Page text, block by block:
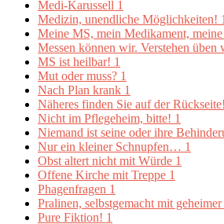
Medi-Karussell 1
Medizin, unendliche Möglichkeiten! 1
Meine MS, mein Medikament,
Messen können wir. Verstehen üben
MS ist heilbar! 1
Mut oder muss? 1
Nach Plan krank 1
Näheres finden Sie auf der Rückseite!
Nicht im Pflegeheim, bitte! 1
Niemand ist seine oder ihre
Nur ein kleiner Schnupfen… 1
Obst altert nicht mit Würde 1
Offene Kirche mit Treppe 1
Phagenfragen 1
Pralinen, selbstgemacht mit
Pure Fiktion! 1